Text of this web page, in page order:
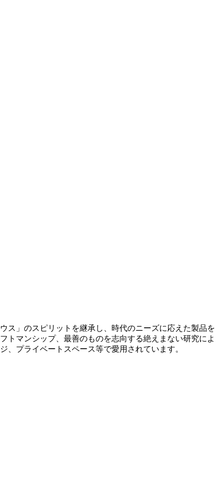
ス」のスピリットを継承し、時代のニーズに応えた製品を
トマンシップ、最善のものを志向する絶えまない研究によ
プライベートスペース等で愛用されています。